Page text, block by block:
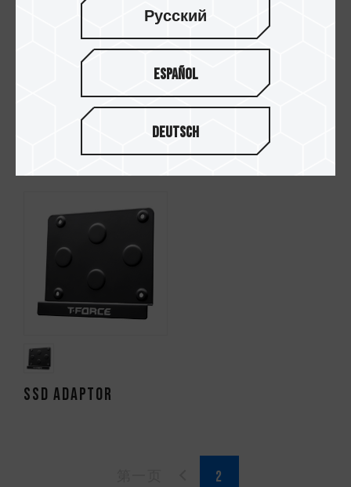
SIREN GD240E ARGB
一体式水冷 白
SIREN GD240 ARGB一
体式水冷 黑
SSD Adaptor
Русский
Español
Deutsch